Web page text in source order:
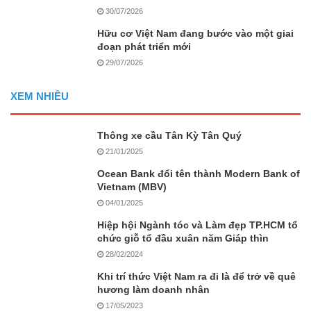
30/07/2026
Hữu cơ Việt Nam đang bước vào một giai
đoạn phát triển mới
29/07/2026
XEM NHIỀU
Thông xe cầu Tân Kỳ Tân Quý
21/01/2025
Ocean Bank đổi tên thành Modern Bank of
Vietnam (MBV)
04/01/2025
Hiệp hội Ngành tóc và Làm đẹp TP.HCM tổ
chức giỗ tổ đầu xuân năm Giáp thìn
28/02/2024
Khi trí thức Việt Nam ra đi là để trở về quê
hương làm doanh nhân
17/05/2023